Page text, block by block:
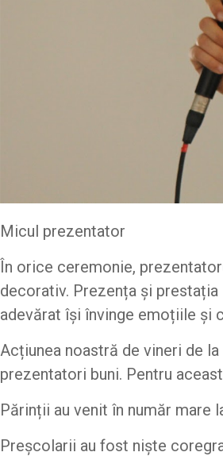
Micul prezentator
În orice ceremonie,
decorativ. Prezența și
adevărat își învinge emoțiile și
Acțiunea noastră de vineri de
prezentatori buni. Pentru
Părinții au venit în număr mare
Preșcolarii au fost niște